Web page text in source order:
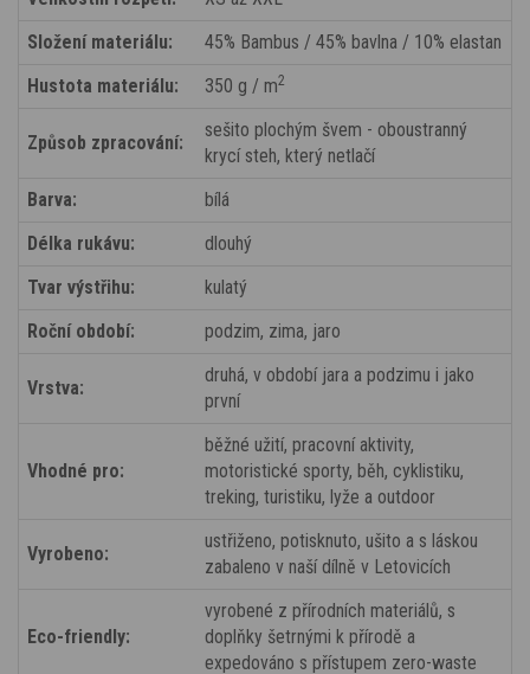
Složení materiálu:
45% Bambus / 45% bavlna / 10% elastan
Hustota materiálu:
350 g / m2
Způsob zpracování:
sešito plochým švem - oboustranný
krycí steh, který netlačí
Barva:
bílá
Délka rukávu:
dlouhý
Tvar výstřihu:
kulatý
Roční období:
podzim, zima, jaro
Vrstva:
druhá, v období jara a podzimu i jako
první
Vhodné pro:
běžné užití, pracovní aktivity,
motoristické sporty, běh, cyklistiku,
treking, turistiku, lyže a outdoor
Vyrobeno:
ustřiženo, potisknuto, ušito a s láskou
zabaleno v naší dílně v Letovicích
Eco-friendly:
vyrobené z přírodních materiálů, s
doplňky šetrnými k přírodě a
expedováno s přístupem zero-waste